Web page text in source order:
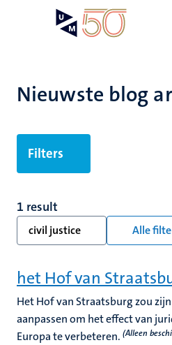
gaanNieuwste blog
Filters
1 result
civil justice Alle
het Hof van
Het Hof van Straatsburg zou
aanpassen om het effect van
Europa te verbeteren. (Alleen